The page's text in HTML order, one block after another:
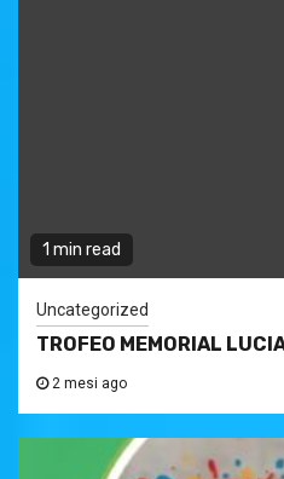
1 min read
Uncategorized
TROFEO MEMORIAL
2 mesi ago